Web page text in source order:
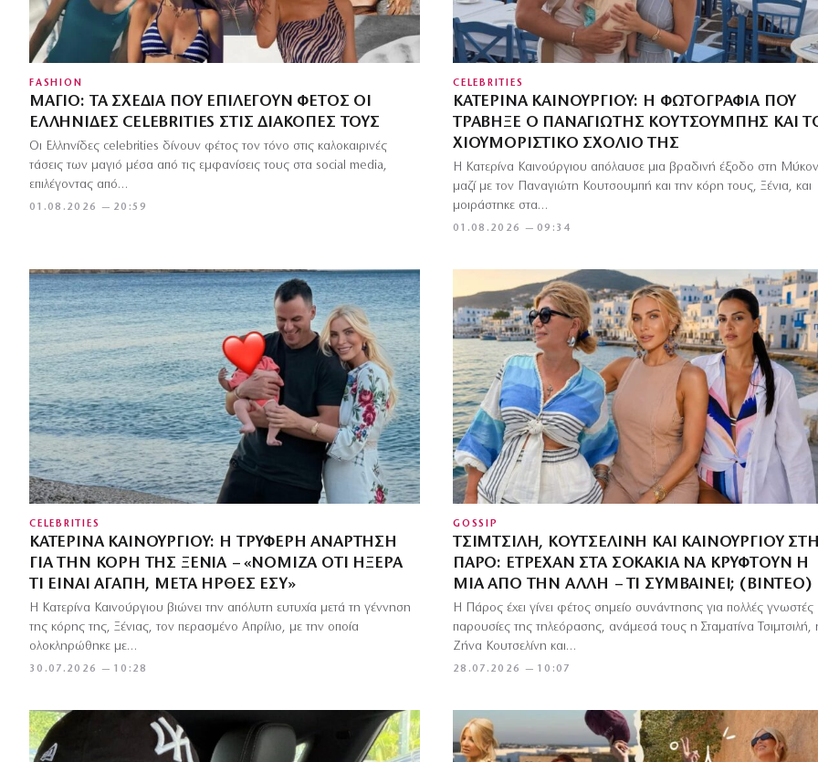
FASHION
ΜΑΓΙΌ: ΤΑ ΣΧΈΔΙΑ ΠΟΥ ΕΠΙΛΈΓΟΥΝ ΦΈΤΟΣ ΟΙ
ΕΛΛΗΝΊΔΕΣ CELEBRITIES ΣΤΙΣ ΔΙΑΚΟΠΈΣ ΤΟΥΣ
01.08.2026 — 20:59
Οι Ελληνίδες celebrities δίνουν φέτος τον τόνο στις καλοκαιρινές
τάσεις των μαγιό μέσα από τις εμφανίσεις τους στα social media,
επιλέγοντας από…
CELEBRITIES
ΚΑΤΕΡΊΝΑ ΚΑΙΝΟΎΡΓΙΟΥ: Η ΦΩΤΟΓΡΑΦΊΑ ΠΟΥ
ΤΡΆΒΗΞΕ Ο ΠΑΝΑΓΙΏΤΗΣ ΚΟΥΤΣΟΥΜΠΉΣ ΚΑΙ
ΧΙΟΥΜΟΡΙΣΤΙΚΌ ΣΧΌΛΙΌ ΤΗΣ
01.08.2026 — 09:34
Η Κατερίνα Καινούργιου απόλαυσε μια βραδινή έξοδο στη
μαζί με τον Παναγιώτη Κουτσουμπή και την κόρη τους, Ξένια, και
μοιράστηκε στα…
CELEBRITIES
ΚΑΤΕΡΊΝΑ ΚΑΙΝΟΎΡΓΙΟΥ: Η ΤΡΥΦΕΡΉ ΑΝΆΡΤΗΣΗ
ΓΙΑ ΤΗΝ ΚΌΡΗ ΤΗΣ ΞΈΝΙΑ – «ΝΌΜΙΖΑ ΌΤΙ ΉΞΕΡΑ
ΤΙ ΕΊΝΑΙ ΑΓΆΠΗ, ΜΕΤΆ ΉΡΘΕΣ ΕΣΎ»
30.07.2026 — 10:28
Η Κατερίνα Καινούργιου βιώνει την απόλυτη ευτυχία μετά τη γέννηση
της κόρης της, Ξένιας, τον περασμένο Απρίλιο, με την οποία
ολοκληρώθηκε με…
GOSSIP
ΤΣΙΜΤΣΙΛΉ, ΚΟΥΤΣΕΛΊΝΗ ΚΑΙ ΚΑΙΝΟΎΡΓΙΟΥ
ΠΆΡΟ: ΈΤΡΕΧΑΝ ΣΤΑ ΣΟΚΆΚΙΑ ΝΑ ΚΡΥΦΤΟΎΝ Η
ΜΊΑ ΑΠΌ ΤΗΝ ΆΛΛΗ – ΤΙ ΣΥΜΒΑΊΝΕΙ; (ΒΊΝΤΕΟ)
28.07.2026 — 10:07
Η Πάρος έχει γίνει φέτος σημείο συνάντησης για πολλές γνωστές
παρουσίες της τηλεόρασης, ανάμεσά τους η Σταματίνα Τσιμτσιλή,
Ζήνα Κουτσελίνη και…